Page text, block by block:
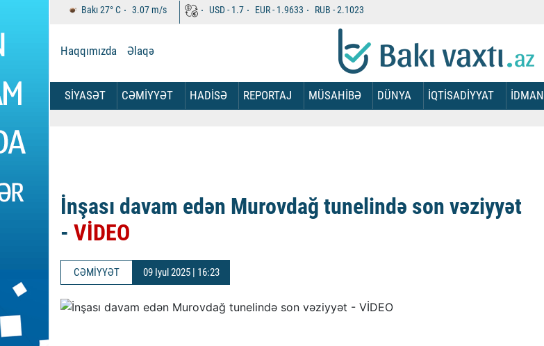
Bakı27°C 3.07m/s USD -1.7 EUR -1.9633 RUB -2.1023
Haqqımızda Əlaqə
SİYASƏT CƏMİYYƏT HADİSƏ REPORTAJ MÜSAHİBƏ DÜNYA İQTİSADİYYAT İDMAN
İnşası davam edən Murovdağ tunelində son vəziyyət
- VİDEO
CƏMİYYƏT 09 Iyul 2025 | 16:23